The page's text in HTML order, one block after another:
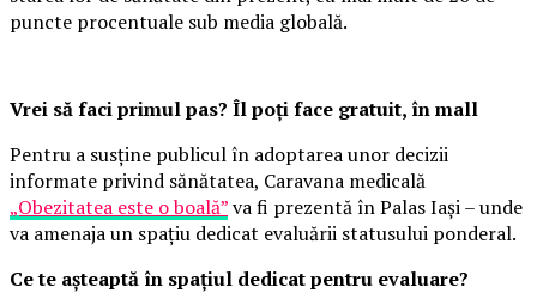
puncte procentuale sub media globală.
Vrei să faci primul pas? Îl poți face gratuit, în mall
Pentru a susține publicul în adoptarea unor decizii
informate privind sănătatea, Caravana medicală
„Obezitatea este o boală”va fi prezentă în Palas Iași – unde
va amenaja un spațiu dedicat evaluării statusului ponderal.
Ce te așteaptă în spațiul dedicat pentru evaluare?